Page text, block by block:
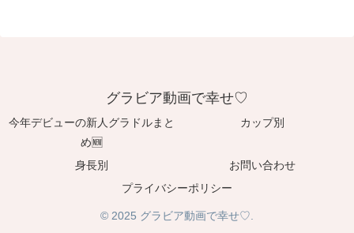
グラビア動画で幸せ♡
今年デビューの新人グラドルまと
め🆕
カップ別
身長別
お問い合わせ
プライバシーポリシー
© 2025 グラビア動画で幸せ♡.